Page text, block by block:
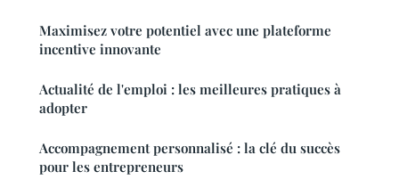
Maximisez votre potentiel avec une plateforme
incentive innovante
Actualité de l'emploi : les meilleures pratiques à
adopter
Accompagnement personnalisé : la clé du succès
pour les entrepreneurs